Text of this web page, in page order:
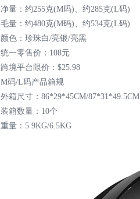
净量： 约255克(M码)、约285克(L码)
毛量： 约480克(M码)、约534克(L码)
颜色： 珍珠白/亮银/亮黑
统一零售价：108元
跨境平台限价：$25.98
M码/L码产品箱规
外箱尺寸：86*29*45CM/87*31*49.5CM
装箱数量：10个
重量：5.9KG/6.5KG